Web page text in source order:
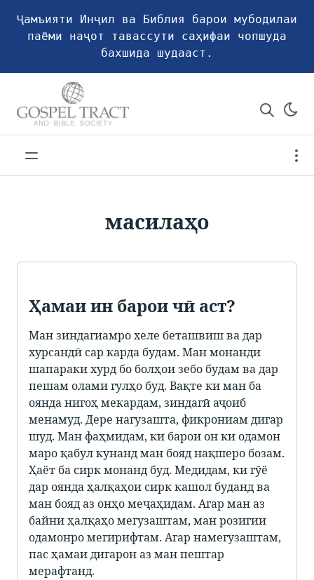
Ҷамъияти Инҷил ва Библия барои мубодилаи
паёми наҷот тавассути саҳифаи чопшуда
бахшида шудааст.
масилаҳо
Ҳамаи ин барои чӣ аст?
Ман зиндагиамро хеле беташвиш ва дар
хурсандӣ сар карда будам. Ман монанди
шапараки хурд бо болҳои зебо будам ва дар
пешам олами гулҳо буд. Вақте ки ман ба
оянда нигоҳ мекардам, зиндагӣ аҷоиб
менамуд. Дере нагузашта, фикрониам дигар
шуд. Ман фаҳмидам, ки барои он ки одамон
маро қабул кунанд ман бояд нақшеро бозам.
Ҳаёт ба сирк монанд буд. Медидам, ки гӯё
дар оянда ҳалқаҳои сирк кашол буданд ва
ман бояд аз онҳо меҷаҳидам. Агар ман аз
байни ҳалқаҳо мегузаштам, ман розигии
одамонро мегирифтам. Агар намегузаштам,
пас ҳамаи дигарон аз ман пештар
мерафтанд.